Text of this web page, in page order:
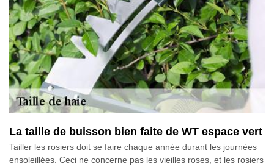
La taille de buisson bien faite de WT espace vert
Tailler les rosiers doit se faire chaque année durant les journées
ensoleillées. Ceci ne concerne pas les vieilles roses, et les rosiers